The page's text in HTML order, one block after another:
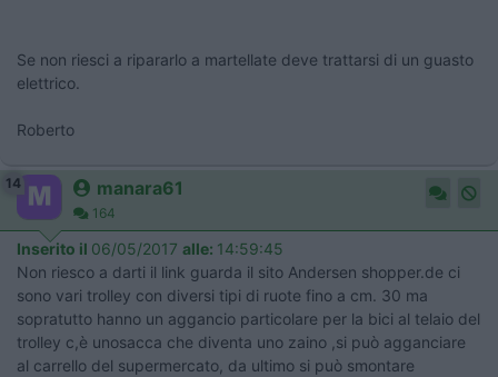
Se non riesci a ripararlo a martellate deve trattarsi di un guasto
elettrico.
Roberto
14 manara61
164
Inserito il 06/05/2017 alle: 14:59:45
Non riesco a darti il link guarda il sito Andersen shopper.de ci
sono vari trolley con diversi tipi di ruote fino a cm. 30 ma
sopratutto hanno un aggancio particolare per la bici al telaio del
trolley c,è unosacca che diventa uno zaino ,si può agganciare
al carrello del supermercato, da ultimo si può smontare